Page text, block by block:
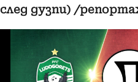
след дузпи) /